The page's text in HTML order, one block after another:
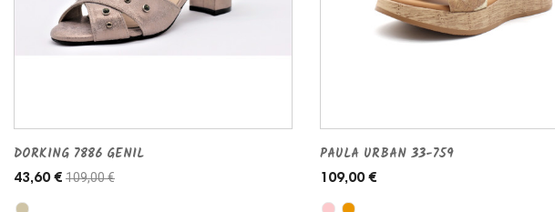
DORKING 7886 GENIL
43,60 € 109,00 €
PAULA URBAN 33-759
109,00 €